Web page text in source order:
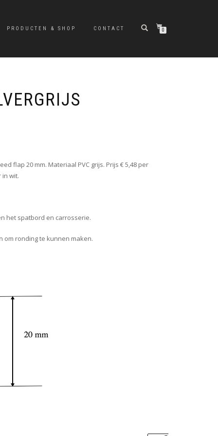
PRODUCTEN & SHOP CONTACT 0
flap 20 mm. Materiaal PVC grijs. Prijs € 5,48 per
wit.
het spatbord en carrosserie.
om ronding te kunnen maken.